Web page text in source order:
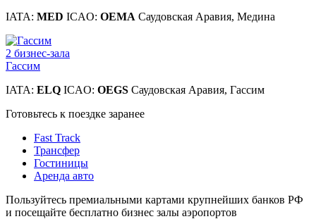
IATA: MED ICAO: OEMA Саудовская Аравия, Медина
2 бизнес-зала
Гассим
IATA: ELQ ICAO: OEGS Саудовская Аравия, Гассим
Готовьтесь к поездке заранее
Fast Track
Трансфер
Гостиницы
Аренда авто
Пользуйтесь премиальными картами крупнейших банков РФ
и посещайте бесплатно бизнес залы аэропортов